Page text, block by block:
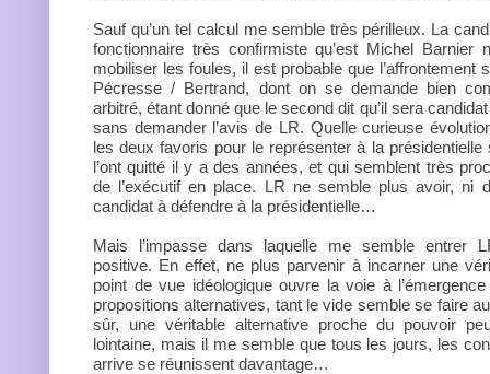
Sauf qu’un tel calcul me semble très périlleux. La
fonctionnaire très confirmiste qu’est Michel Barnier
mobiliser les foules, il est probable que l’affrontement
Pécresse / Bertrand, dont on se demande bien
arbitré, étant donné que le second dit qu’il sera
sans demander l’avis de LR. Quelle curieuse
les deux favoris pour le représenter à la
l’ont quitté il y a des années, et qui semblent très
de l’exécutif en place. LR ne semble plus avoir, ni
candidat à défendre à la présidentielle…
Mais l’impasse dans laquelle me semble entrer
positive. En effet, ne plus parvenir à incarner une
point de vue idéologique ouvre la voie à
propositions alternatives, tant le vide semble se faire
sûr, une véritable alternative proche du pouvoir
lointaine, mais il me semble que tous les jours, les
arrive se réunissent davantage…